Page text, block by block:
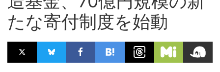
たな寄付制度を始動